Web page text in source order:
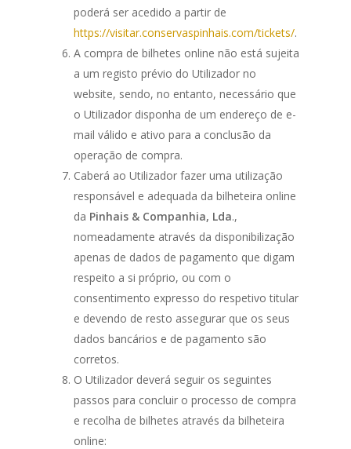
poderá ser acedido a partir de
https://visitar.conservaspinhais.com/tickets/.
A compra de bilhetes online não está sujeita
a um registo prévio do Utilizador no
website, sendo, no entanto, necessário que
o Utilizador disponha de um endereço de e-
mail válido e ativo para a conclusão da
operação de compra.
Caberá ao Utilizador fazer uma utilização
responsável e adequada da bilheteira online
da Pinhais & Companhia, Lda.,
nomeadamente através da disponibilização
apenas de dados de pagamento que digam
respeito a si próprio, ou com o
consentimento expresso do respetivo titular
e devendo de resto assegurar que os seus
dados bancários e de pagamento são
corretos.
O Utilizador deverá seguir os seguintes
passos para concluir o processo de compra
e recolha de bilhetes através da bilheteira
online: